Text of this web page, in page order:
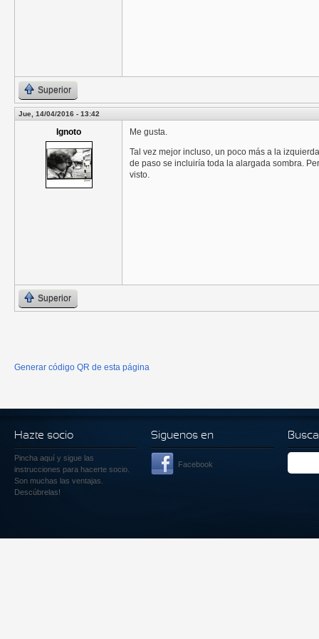
Superior
Jue, 14/04/2016 - 13:42
Ignoto
Me gusta.
Tal vez mejor incluso, un poco más a la
de paso se incluiría toda la alargada sombra.
visto.
Superior
Generar código QR de esta página
Hazte socio
Pincha aquí y sigue las
instrucciones para hacerte socio.
Son muchas las ventajas.
Descúbrelas!
Siguenos en
Facebook